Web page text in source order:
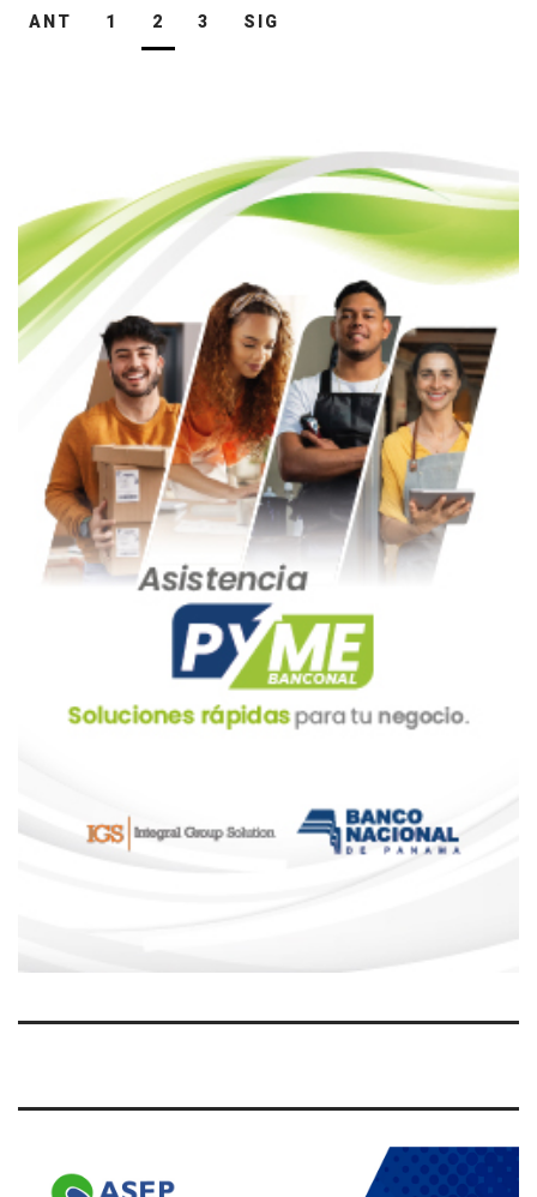
Navegación
ANT 1 2 3 SIG